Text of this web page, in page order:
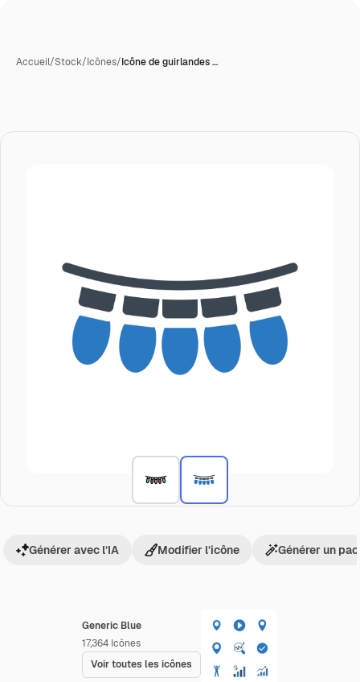
Accueil/Stock/Icônes/Icône de guirlandes …
Generic Blue
17,364 Icônes
Voir toutes les icônes
Générer avec l’IA Modifier l’icône Générer un